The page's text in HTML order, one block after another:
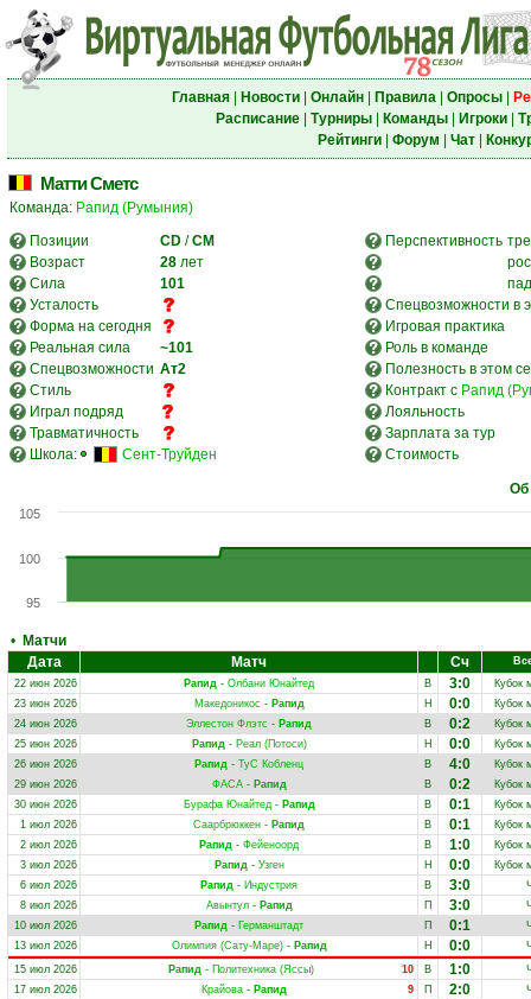
Главная| Новости| Онлайн| Правила| Опросы|
Расписание| Турниры| Команды| Игроки|
Рейтинги| Форум Чат|
Матти Сметс
Команда: Рапид (Румыния)
Позиции
CD /CM Перспективность
Возраст
28 лет
Сила
101
Усталость
Спецвозможности в
Форма на сегодня
Игровая практика
Реальная сила
~101
Роль в команде
Спецвозможности Ат2
Полезность в этом
Стиль
Контракт с Рапид
Играл подряд
Лояльность
Травматичность
Зарплата за тур
Школа:
Сент-Труйден Стоимость
Об
95
100
105
• Матчи
Дата
Матч Сч
22 июн 2026
Рапид - Олбани Юнайтед В 3:0
Кубок
23 июн 2026
Македоникос - Рапид Н 0:0
Кубок
24 июн 2026
Эллестон Флэтс - Рапид В 0:2
Кубок
25 июн 2026
Рапид- Реал (Потоси) Н 0:0
Кубок
26 июн 2026
Рапид - ТуС Кобленц В 4:0
Кубок
29 июн 2026
ФАСА- Рапид В 0:2
Кубок
30 июн 2026
Бурафа Юнайтед- Рапид В 0:1
Кубок
1 июл 2026
Саарбрюккен - Рапид В 0:1
Кубок
2 июл 2026
Рапид - Фейеноорд В 1:0
Кубок
3 июл 2026
Рапид- Узген Н 0:0
Кубок
6 июл 2026
Рапид - Индустрия В 3:0
8 июл 2026
Авынтул- Рапид П 3:0
10 июл 2026
Рапид - Германштадт П 0:1
13 июл 2026
Олимпия (Сату-Маре)- Рапид Н 0:0
15 июл 2026
10
Рапид- Политехника (Яссы) В 1:0
17 июл 2026
9
Крайова- Рапид П 2:0